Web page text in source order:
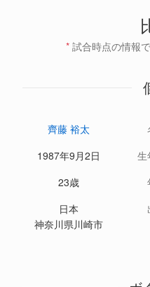
* 試合時点の情報
齊藤 裕太
1987年9月2日
生
23歳
日本
神奈川県川崎市